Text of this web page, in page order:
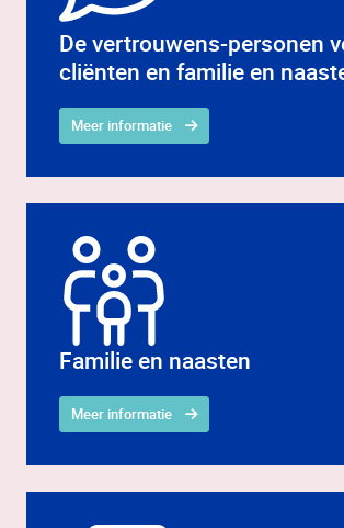
De vertrouwens-personen
cliënten en familie en
Meer informatie
Familie en naasten
Meer informatie